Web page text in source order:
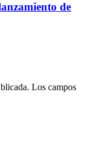
de
Los campos